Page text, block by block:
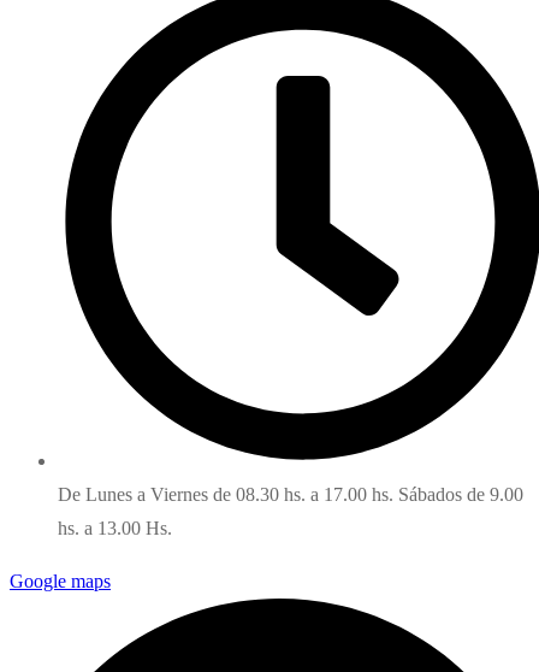
De Lunes a Viernes de 08.30 hs. a 17.00 hs. Sábados de 9.00
hs. a 13.00 Hs.
Google maps